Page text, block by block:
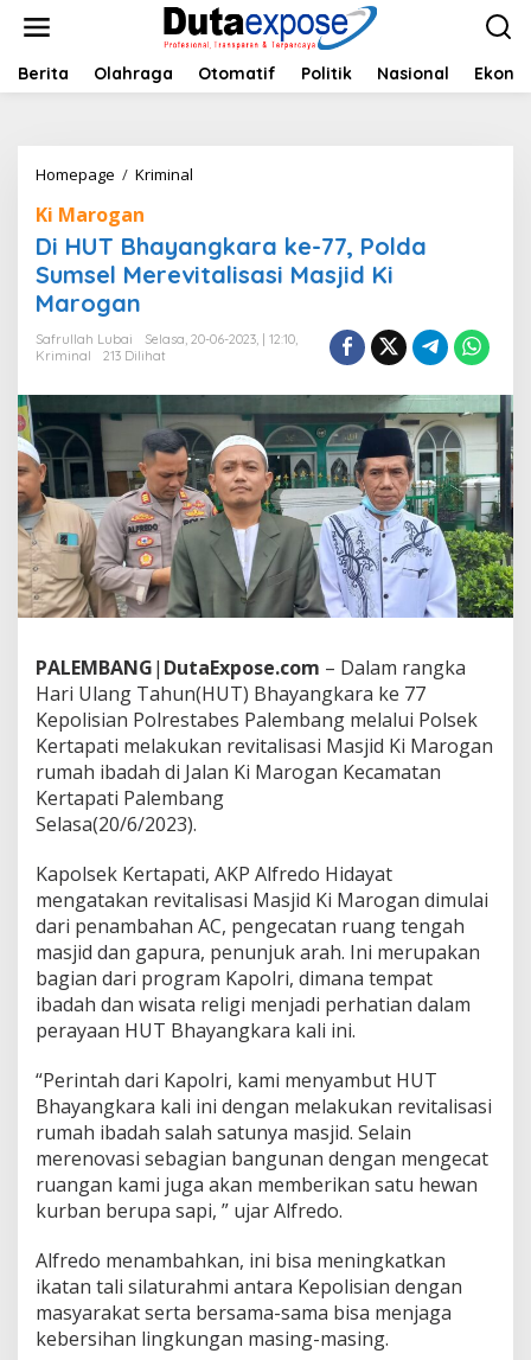
t
Berita Olahraga Otomatif Politik Nasional
Homepage / Kriminal
U
T
B
y
k
a
r
a
k
e
7
7
,
o
l
d
a
S
u
m
e
M
e
v
i
t
a
s
a
s
i
M
a
s
i
d
K
M
Ki Marogan
Di HUT Bhayangkara ke-77, Polda
Sumsel Merevitalisasi Masjid Ki
Marogan
Safrullah Lubai
Selasa, 20-06-2023, | 12:10,
Kriminal
213 Dilihat
PALEMBANG| DutaExpose.com – Dalam rangka
Hari Ulang Tahun(HUT) Bhayangkara ke 77
Kepolisian Polrestabes Palembang melalui Polsek
Kertapati melakukan revitalisasi Masjid Ki Marogan
rumah ibadah di Jalan Ki Marogan Kecamatan
Kertapati Palembang
Selasa(20/6/2023).
Kapolsek Kertapati, AKP Alfredo Hidayat
mengatakan revitalisasi Masjid Ki Marogan dimulai
dari penambahan AC, pengecatan ruang tengah
masjid dan gapura, penunjuk arah. Ini merupakan
bagian dari program Kapolri, dimana tempat
ibadah dan wisata religi menjadi perhatian dalam
perayaan HUT Bhayangkara kali ini.
“Perintah dari Kapolri, kami menyambut HUT
Bhayangkara kali ini dengan melakukan revitalisasi
rumah ibadah salah satunya masjid. Selain
merenovasi sebagian bangunan dengan mengecat
ruangan kami juga akan memberikan satu hewan
kurban berupa sapi, ” ujar Alfredo.
Alfredo menambahkan, ini bisa meningkatkan
ikatan tali silaturahmi antara Kepolisian dengan
masyarakat serta bersama-sama bisa menjaga
kebersihan lingkungan masing-masing.